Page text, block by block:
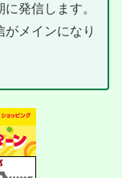
発信します。
メインになり